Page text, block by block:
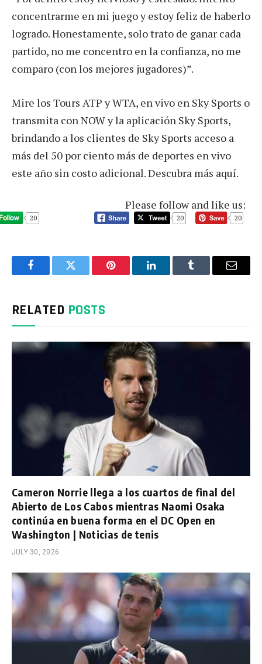
concentrarme en mi juego y estoy feliz de haberlo
logrado. Honestamente, solo trato de ganar cada
partido, no me concentro en la confianza, no me
comparo (con los mejores jugadores)”.
Mire los Tours ATP y WTA, en vivo en Sky Sports o
transmita con NOW y la aplicación Sky Sports,
brindando a los clientes de Sky Sports acceso a
más del 50 por ciento más de deportes en vivo
este año sin costo adicional. Descubra más aquí.
Please follow and like us:
20 20 20
FacebookTwitter Pinterest LinkedInTumblr Email
RELATED POSTS
Cameron Norrie llega a los cuartos de final del
Abierto de Los Cabos mientras Naomi Osaka
continúa en buena forma en el DC Open en
Washington | Noticias de tenis
JULY 30, 2026